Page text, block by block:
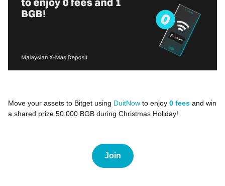
Move your assets to Bitget using DuitNow to enjoy 0 fees and win
a shared prize 50,000 BGB during Christmas Holiday!
Join